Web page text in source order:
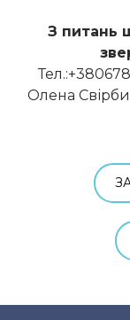
З питань
Олена